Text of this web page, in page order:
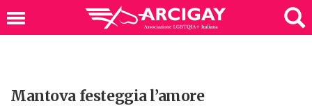
Mantova festeggia l’amore